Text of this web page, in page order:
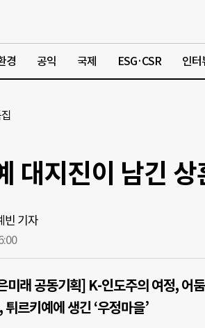
경 공익 국제 ESG·CSR 인터
대지진이 남긴
빈 기자
미래 공동기획] K-인도주의 여정, 어
르키예에 생긴 ‘우정마을’